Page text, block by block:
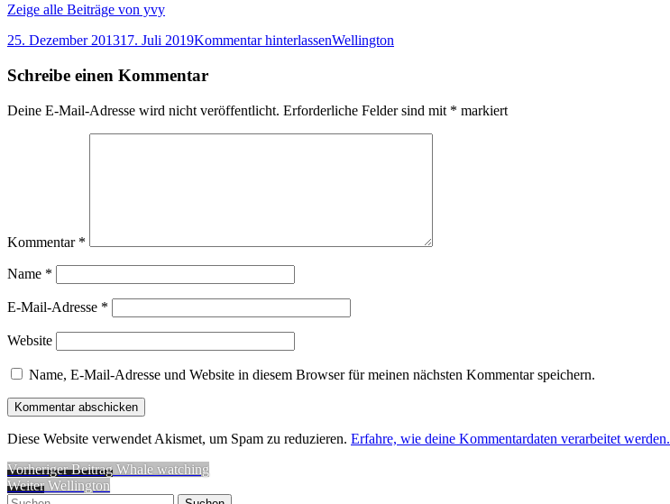
Zeige alle Beiträge von yvy
25. Dezember 201317. Juli 2019Kommentar hinterlassenWellington
Schreibe einen Kommentar
Deine E-Mail-Adresse wird nicht veröffentlicht. Erforderliche Felder sind mit * markiert
Kommentar *
Name *
E-Mail-Adresse *
Website
Name, E-Mail-Adresse und Website in diesem Browser für meinen nächsten Kommentar speichern.
Diese Website verwendet Akismet, um Spam zu reduzieren. Erfahre, wie deine Kommentardaten verarbeitet werden.
Beitragsnavigation
Vorheriger Beitrag Vorheriger
Whale watching
Weiter Nächster
Beitrag:
Wellington
Suchen